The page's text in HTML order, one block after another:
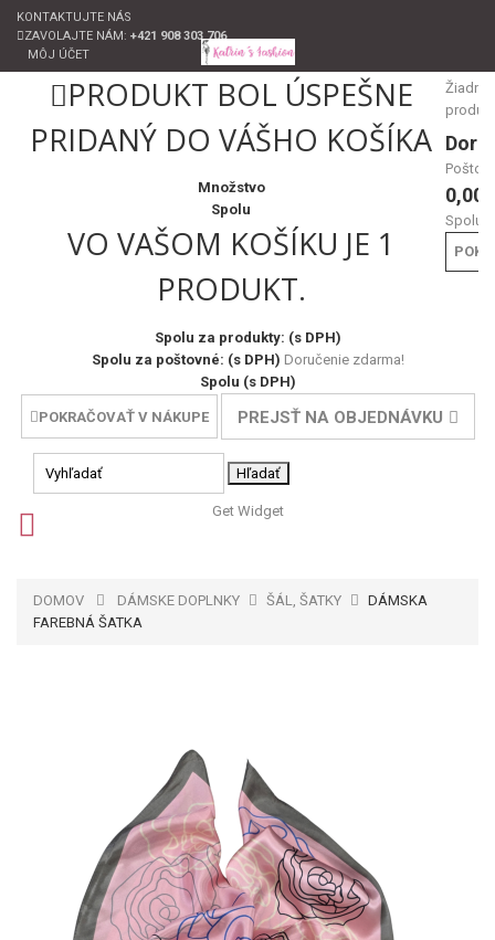
KONTAKTUJTE NÁS
ZAVOLAJTE NÁM: +421 908 303 706
MÔJ ÚČET
Žiadne
0,00
Spolu
PRODUKT BOL ÚSPEŠNE
PRIDANÝ DO VÁŠHO KOŠÍKA
Množstvo
Spolu
VO VAŠOM KOŠÍKU JE 1
PRODUKT.
Spolu za produkty: (s DPH)
Spolu za poštovné: (s DPH) Doručenie zdarma!
Spolu (s DPH)
POKRAČOVAŤ V NÁKUPE PREJSŤ NA OBJEDNÁVKU
Hľadať
Get Widget
DOMOV DÁMSKE DOPLNKY ŠÁL, ŠATKY
DÁMSKA
FAREBNÁ ŠATKA